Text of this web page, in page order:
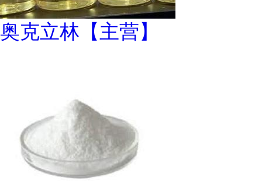
奥克立林【主营】